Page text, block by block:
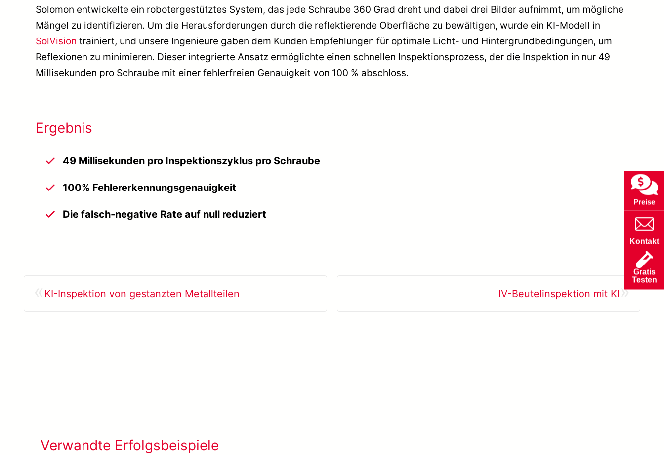
Solomon entwickelte ein robotergestütztes System, das jede Schraube 360 Grad dreht und dabei drei Bilder aufnimmt, um mögliche
Mängel zu identifizieren. Um die Herausforderungen durch die reflektierende Oberfläche zu bewältigen, wurde ein KI-Modell in
SolVision trainiert, und unsere Ingenieure gaben dem Kunden Empfehlungen für optimale Licht- und Hintergrundbedingungen, um
Reflexionen zu minimieren. Dieser integrierte Ansatz ermöglichte einen schnellen Inspektionsprozess, der die Inspektion in nur 49
Millisekunden pro Schraube mit einer fehlerfreien Genauigkeit von 100 % abschloss.
Ergebnis
49 Millisekunden pro Inspektionszyklus pro Schraube
100% Fehlererkennungsgenauigkeit
Die falsch-negative Rate auf null reduziert
KI-Inspektion von gestanzten Metallteilen »
IV-Beutelinspektion mit KI
Verwandte Erfolgsbeispiele
Preise
Kontakt
Gratis
Testen